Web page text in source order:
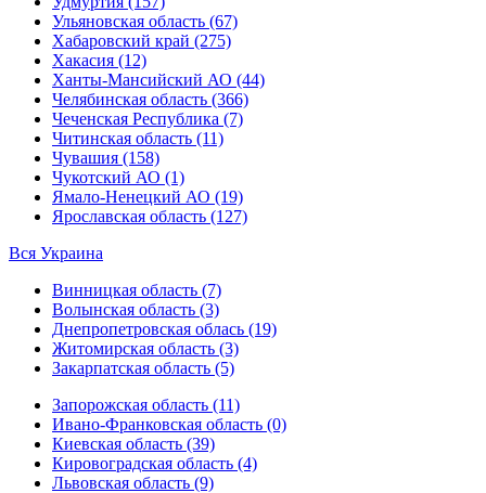
Ульяновская область (67)
Хабаровский край (275)
Хакасия (12)
Ханты-Мансийский АО (44)
Челябинская область (366)
Чеченская Республика (7)
Читинская область (11)
Чувашия (158)
Чукотский АО (1)
Ямало-Ненецкий АО (19)
Ярославская область (127)
Вся Украина
Винницкая область (7)
Волынская область (3)
Днепропетровская облась (19)
Житомирская область (3)
Закарпатская область (5)
Запорожская область (11)
Ивано-Франковская область (0)
Киевская область (39)
Кировоградская область (4)
Львовская область (9)